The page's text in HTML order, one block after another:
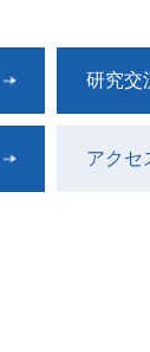
研究交
アクセ